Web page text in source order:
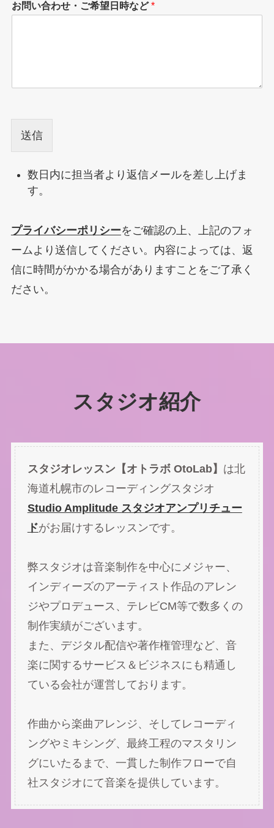
お問い合わせ・ご希望日時など*
送信
数日内に担当者より返信メールを差し上げま
す。
プライバシーポリシーをご確認の上、上記のフォ
ームより送信してください。内容によっては、返
信に時間がかかる場合がありますことをご了承く
ださい。
スタジオ紹介
スタジオレッスン【オトラボ OtoLab】 は北
海道札幌市のレコーディングスタジオ
Studio Amplitude スタジオアンプリチュー
ドがお届けするレッスンです。
弊スタジオは音楽制作を中心にメジャー、
インディーズのアーティスト作品のアレン
ジやプロデュース、テレビCM等で数多くの
制作実績がございます。
また、デジタル配信や著作権管理など、音
楽に関するサービス＆ビジネスにも精通し
ている会社が運営しております。
作曲から楽曲アレンジ、そしてレコーディ
ングやミキシング、最終工程のマスタリン
グにいたるまで、一貫した制作フローで自
社スタジオにて音楽を提供しています。